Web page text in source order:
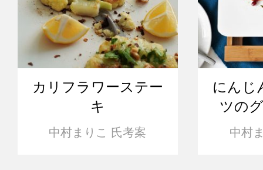
カリフラワーステー
キ
中村まりこ 氏考案
にんじ
ツの
中村